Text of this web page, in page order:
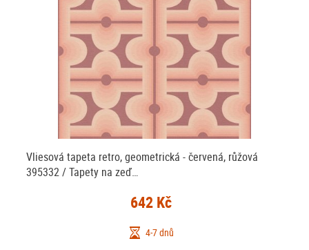
Vliesová tapeta retro, geometrická - červená, růžová
395332 / Tapety na zeď…
642 Kč
4-7 dnů